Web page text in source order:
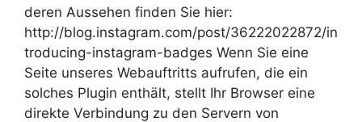
deren Aussehen finden Sie hier:
http://blog.instagram.com/post/36222022872/in
troducing-instagram-badges Wenn Sie eine
Seite unseres Webauftritts aufrufen, die ein
solches Plugin enthält, stellt Ihr Browser eine
direkte Verbindung zu den Servern von